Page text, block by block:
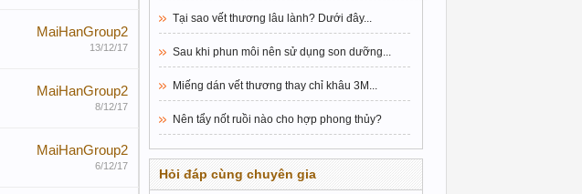
MaiHanGroup2
13/12/17
MaiHanGroup2
8/12/17
MaiHanGroup2
6/12/17
Tại sao vết thương lâu lành? Dưới đây...
Sau khi phun môi nên sử dụng son dưỡng...
Miếng dán vết thương thay chỉ khâu 3M...
Nên tẩy nốt ruồi nào cho hợp phong thủy?
Hỏi đáp cùng chuyên gia